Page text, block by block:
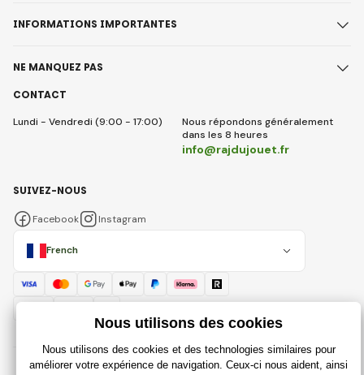
CONTACT
Lundi - Vendredi (9:00 - 17:00)
Nous répondons généralement
dans les 8 heures
info@rajdujouet.fr
INFORMATIONS IMPORTANTES
NE MANQUEZ PAS
French
SUIVEZ-NOUS
Facebook Instagram